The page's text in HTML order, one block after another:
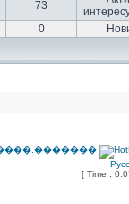
73
0
[ Time :